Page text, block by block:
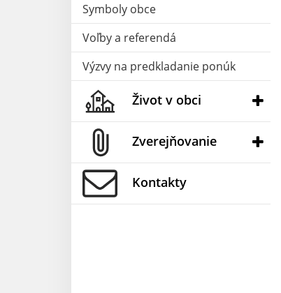
Symboly obce
Voľby a referendá
Výzvy na predkladanie ponúk
Život v obci
Zverejňovanie
Kontakty